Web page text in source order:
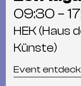
09:30 –
HEK (Haus
Künste)
Event